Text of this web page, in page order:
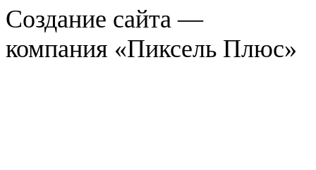
Создание сайта —
компания «Пиксель Плюс»